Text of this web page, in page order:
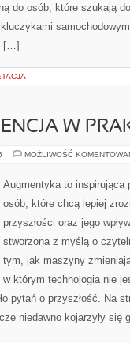
do osób, które szukają
[…]
W
MOŻLIWOŚĆ
Augmentyka to inspirująca
osób, które chcą lepiej
przyszłości oraz jego
stworzona z myślą o
tym, jak maszyny
w którym technologia nie
pytań o przyszłość. Na
niedawno kojarzyły się